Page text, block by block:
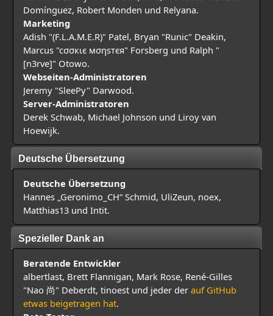
Domínguez, Robert Monden und Relyana.
Marketing
Adish "(F.L.A.M.E.R)" Patel, Bryan "Runic" Deakin,
Marcus "cσσкιє мσηѕтєя" Forsberg und Ralph "
[n3rve]" Otowo.
Webseiten-Administratoren
Jeremy "SleePy" Darwood.
Server-Administratoren
Derek Schwab, Michael Johnson und Liroy van
Hoewijk.
Deutsche Übersetzung
Deutsche Übersetzung
Hannes „Geronimo_CH“ Schmid, UliZeun, noex,
Matthias13 und Intit.
Spezieller Dank an
Beratende Entwickler
albertlast, Brett Flannigan, Mark Rose, René-Gilles
"Nao 尚" Deberdt, tinoest und jeder der auf GitHub
etwas beigetragen hat.